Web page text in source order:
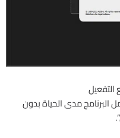
البرنامج مدى الحياة بدون